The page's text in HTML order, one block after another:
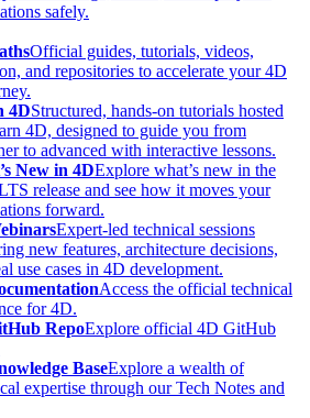
safely.
Official guides, tutorials, videos,
and repositories to accelerate your 4D
4DStructured, hands-on tutorials hosted
4D, designed to guide you from
to advanced with interactive lessons.
New in 4DExplore what’s new in the
release and see how it moves your
forward.
Expert-led technical sessions
new features, architecture decisions,
use cases in 4D development.
Access the official technical
for 4D.
RepoExplore official 4D GitHub
BaseExplore a wealth of
expertise through our Tech Notes and